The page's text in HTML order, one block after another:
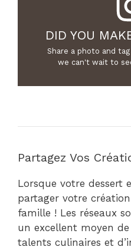
DID YOU
Share a photo and tag
we can't wait to
Partagez Vos
Lorsque votre dessert
partager votre
famille ! Les réseaux
un excellent moyen
talents culinaires et